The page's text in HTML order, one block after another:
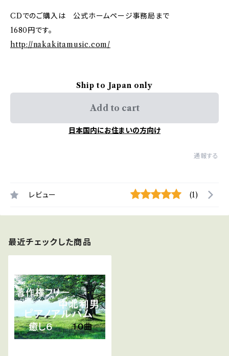
CDでのご購入は 公式ホームページ事務局まで
1680円です。
http://nakakitamusic.com/
Ship to Japan only
Add to cart
日本国内にお住まいの方向け
通報する
レビュー (1)
最近チェックした商品